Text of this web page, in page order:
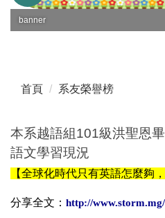
banner
首頁 系友榮譽榜
本系越語組101級洪聖恩
語文學習現況
【全球化時代只有英語怎麼夠
分享全文： http://